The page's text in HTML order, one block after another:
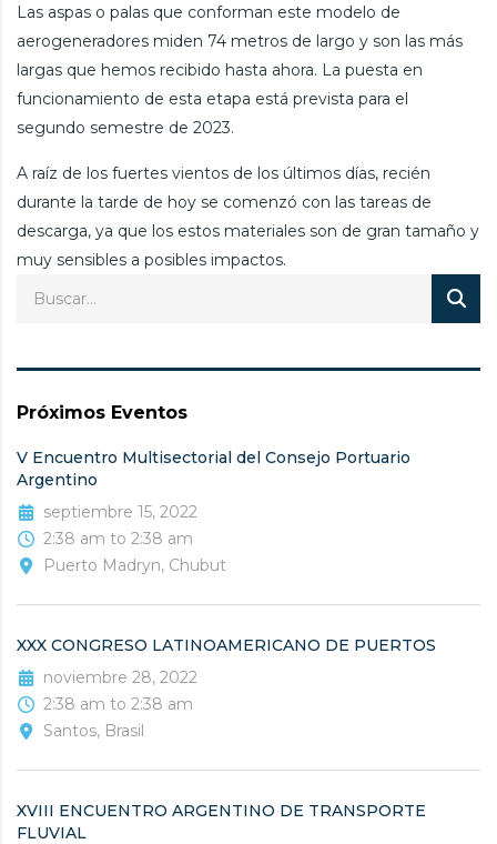
Las aspas o palas que conforman este modelo de
aerogeneradores miden 74 metros de largo y son las más
largas que hemos recibido hasta ahora. La puesta en
funcionamiento de esta etapa está prevista para el
segundo semestre de 2023.
A raíz de los fuertes vientos de los últimos días, recién
durante la tarde de hoy se comenzó con las tareas de
descarga, ya que los estos materiales son de gran tamaño y
muy sensibles a posibles impactos.
Próximos Eventos
V Encuentro Multisectorial del Consejo Portuario
Argentino
septiembre 15, 2022
2:38 am to 2:38 am
Puerto Madryn, Chubut
XXX CONGRESO LATINOAMERICANO DE PUERTOS
noviembre 28, 2022
2:38 am to 2:38 am
Santos, Brasil
XVIII ENCUENTRO ARGENTINO DE TRANSPORTE
FLUVIAL